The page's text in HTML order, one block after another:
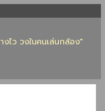
ไว วงในคนเล่นกล้อง"